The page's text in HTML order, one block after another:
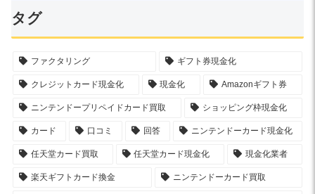
タグ
ファクタリング ギフト券現金化
クレジットカード現金化 現金化 Amazonギフト券
ニンテンドープリペイドカード買取 ショッピング枠現金化
カード 口コミ 回答 ニンテンドーカード現金化
任天堂カード買取 任天堂カード現金化 現金化業者
楽天ギフトカード換金 ニンテンドーカード買取